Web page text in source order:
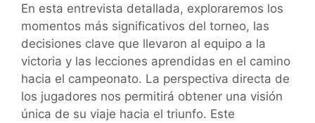
En esta entrevista detallada, exploraremos los
momentos más significativos del torneo, las
decisiones clave que llevaron al equipo a la
victoria y las lecciones aprendidas en el camino
hacia el campeonato. La perspectiva directa de
los jugadores nos permitirá obtener una visión
única de su viaje hacia el triunfo. Este